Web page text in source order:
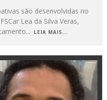
são desenvolvidas no
Lea da Silva Veras,
... LEIA MAIS...